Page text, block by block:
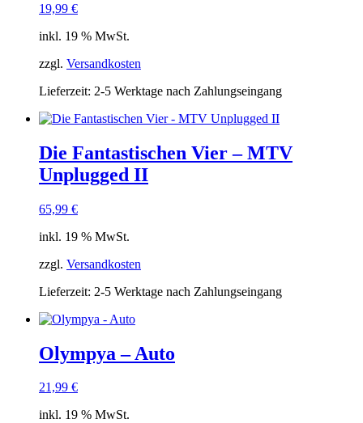
19,99 €
inkl. 19 % MwSt.
zzgl. Versandkosten
Lieferzeit: 2-5 Werktage nach Zahlungseingang
Die Fantastischen Vier – MTV
Unplugged II
65,99 €
inkl. 19 % MwSt.
zzgl. Versandkosten
Lieferzeit: 2-5 Werktage nach Zahlungseingang
Olympya – Auto
21,99 €
inkl. 19 % MwSt.